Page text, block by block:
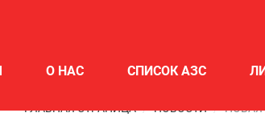
О НАС СПИСОК АЗС
ГЛАВНАЯ СТРАНИЦА НОВОСТИ НОВАЯ